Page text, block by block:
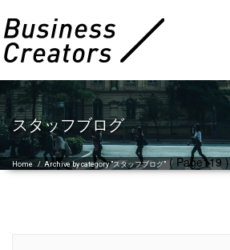
スタッフブログ
Home /Archive by category "スタッフブログ"( Page119 )